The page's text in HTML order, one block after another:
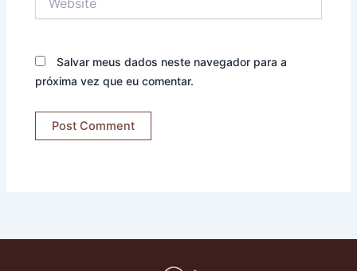
Salvar meus dados neste navegador para a
próxima vez que eu comentar.